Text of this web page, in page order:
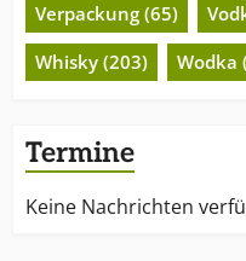
Verpackung (65)
Whisky (203)
Wodka
Termine
Keine Nachrichten